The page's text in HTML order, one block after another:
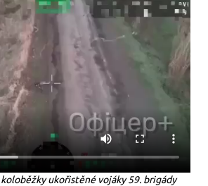
ukořistěné vojáky 59. brigády